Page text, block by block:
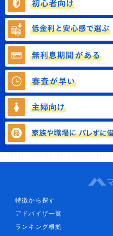
特徴から探す
アドバイザ一覧
ランキング根拠